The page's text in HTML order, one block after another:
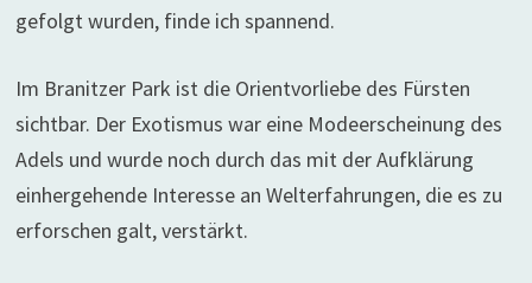
gefolgt wurden, finde ich spannend.
Im Branitzer Park ist die Orientvorliebe des Fürsten
sichtbar. Der Exotismus war eine Modeerscheinung des
Adels und wurde noch durch das mit der Aufklärung
einhergehende Interesse an Welterfahrungen, die es zu
erforschen galt, verstärkt.